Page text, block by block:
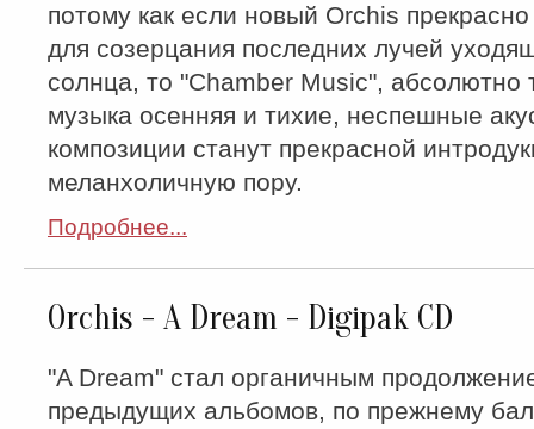
потому как если новый Orchis
для созерцания последних лучей
солнца, то "Chamber Music", абсолютно
музыка осенняя и тихие, неспешные
композиции станут прекрасной
меланхоличную пору.
Подробнее...
Orchis - A Dream - Digipak CD
"A Dream" стал органичным
предыдущих альбомов, по прежнему